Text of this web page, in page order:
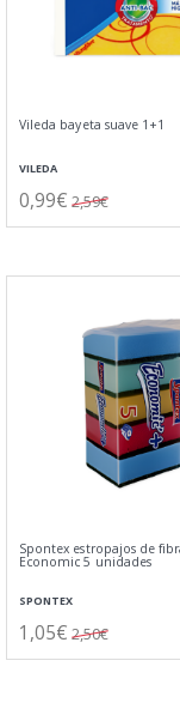
Vileda bayeta suave 1+1
VILEDA
0,99€ 2,59€
Spontex estropajos de
Economic 5 unidades
SPONTEX
1,05€ 2,50€